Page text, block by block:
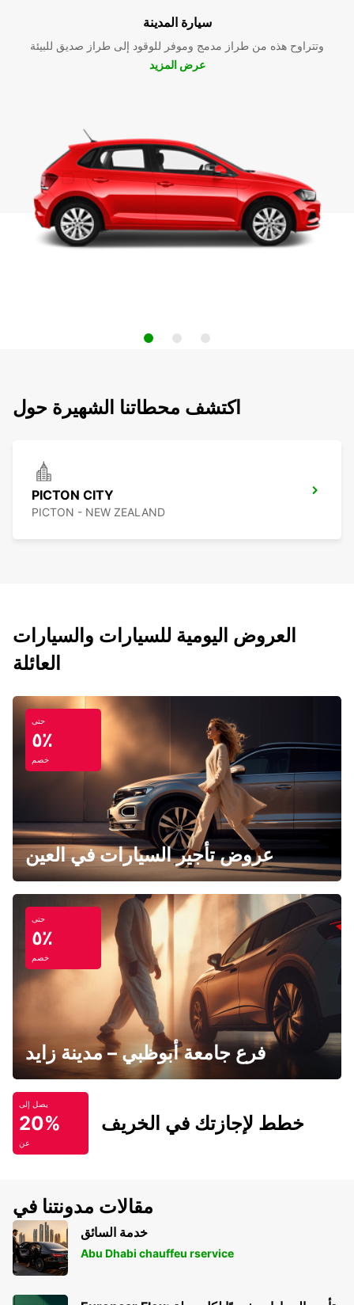
سيارة المدينة
وتتراوح هذه من طراز مدمج وموفر للوقود إلى طراز صديق للبيئة
عرض المزيد
اكتشف محطاتنا الشهيرة حول
PICTON CITY
PICTON - NEW ZEALAND
العروض اليومية للسيارات والسيارات
العائلة
حتى
٥٪
خصم
عروض تأجير السيارات في العين
حتى
٥٪
خصم
فرع جامعة أبوظبي – مدينة زايد
يصل إلى
20%
عن
خطط لإجازتك في الخريف
مقالات مدونتنا في
خدمة السائق
Abu Dhabi chauffeu rservice